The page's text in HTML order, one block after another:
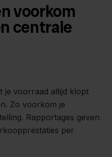
voorkom
centrale
je voorraad altijd klopt
Zo voorkom je
Rapportages geven
per